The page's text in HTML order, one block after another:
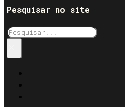
Pesquisar no site
Pesquisar